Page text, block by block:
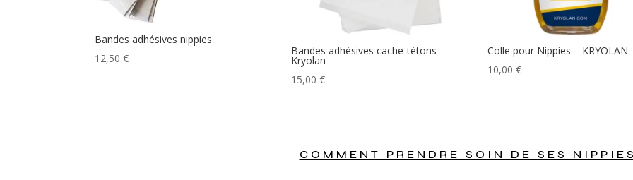
Bandes adhésives nippies
12,50€
Bandes adhésives cache-tétons
Kryolan
15,00€
Colle pour Nippies – KRYOLAN
10,00€
COMMENT PRENDRE SOIN DE SES